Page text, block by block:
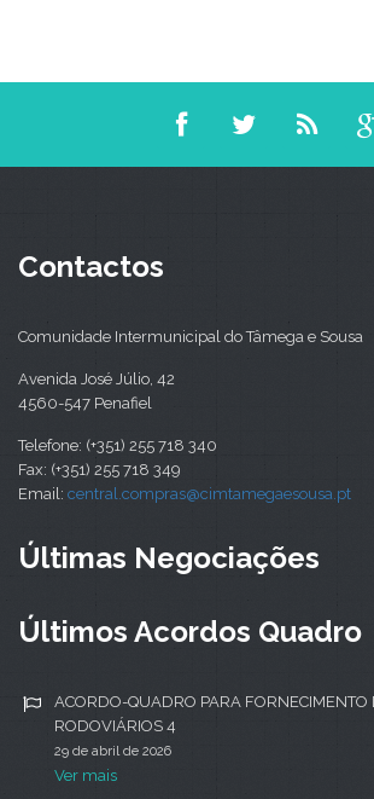
Contactos
Comunidade Intermunicipal do Tâmega e Sousa
Avenida José Júlio, 42
4560-547 Penafiel
Telefone: (+351) 255 718 340
Fax: (+351) 255 718 349
Email: central.compras@cimtamegaesousa.pt
Últimas Negociações
Últimos Acordos Quadro
ACORDO-QUADRO PARA FORNECIMENTO
RODOVIÁRIOS 4
29 de abril de 2026
Ver mais